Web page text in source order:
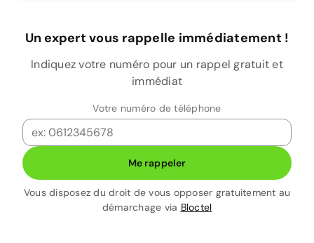
Un expert vous rappelle immédiatement !
Indiquez votre numéro pour un rappel gratuit et
immédiat
Votre numéro de téléphone
Me rappeler
Vous disposez du droit de vous opposer gratuitement au
démarchage via Bloctel